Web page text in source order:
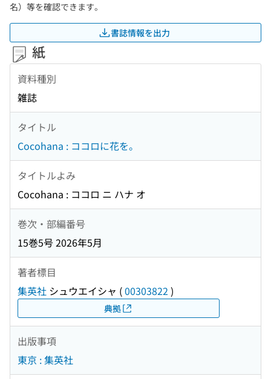
名）等を確認できます。
書誌情報を出力
紙
資料種別
雑誌
タイトル
Cocohana : ココロに花を。
タイトルよみ
Cocohana : ココロ ニ ハナ オ
巻次・部編番号
15巻5号 2026年5月
著者標目
集英社 シュウエイシャ (00303822 )
典拠
出版事項
東京 : 集英社